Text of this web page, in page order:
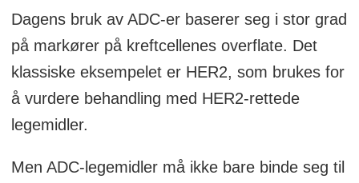
Dagens bruk av ADC-er baserer seg i stor grad
på markører på kreftcellenes overflate. Det
klassiske eksempelet er HER2, som brukes for
å vurdere behandling med HER2-rettede
legemidler.
Men ADC-legemidler må ikke bare binde seg til